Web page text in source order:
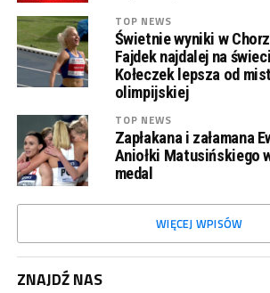
TOP NEWS
Świetnie wyniki w
Fajdek najdalej na
Kołeczek lepsza od
olimpijskiej
TOP NEWS
Zapłakana i załamana
Aniołki Matusińskiego
medal
WIĘCEJ WPISÓW
ZNAJDŹ NAS